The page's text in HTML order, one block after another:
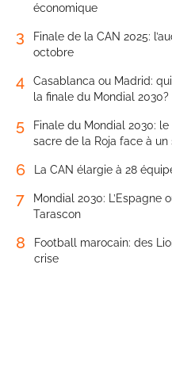
économique
3
Finale de la CAN 2025:
octobre
4
Casablanca ou Madrid:
la finale du Mondial 2030?
5
Finale du Mondial 2030:
sacre de la Roja face à
6 La CAN élargie à 28
7
Mondial 2030:
Tarascon
8
Football marocain: des
crise